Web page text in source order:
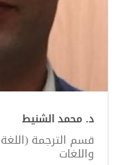
د. محمد الشنيط
قسم الترجمة (اللغة
واللغات